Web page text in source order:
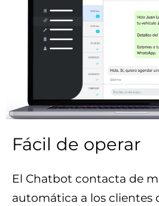
Fácil de operar
El Chatbot contacta de
automática a los clientes